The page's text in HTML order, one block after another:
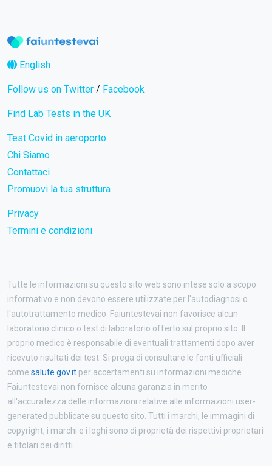
English
Follow us on Twitter / Facebook
Find Lab Tests in the UK
Test Covid in aeroporto
Chi Siamo
Contattaci
Promuovi la tua struttura
Privacy
Termini e condizioni
Tutte le informazioni su questo sito web sono intese solo a scopo
informativo e non devono essere utilizzate per l'autodiagnosi o
l'autotrattamento medico. Faiuntestevai non favorisce alcun
laboratorio clinico o test di laboratorio offerto sul proprio sito. Il
proprio medico è responsabile di eventuali trattamenti dopo aver
ricevuto risultati dei test. Si prega di consultare le fonti ufficiali
come salute.gov.it per accertamenti su informazioni mediche.
Faiuntestevai non fornisce alcuna garanzia in merito
all'accuratezza delle informazioni relative alle informazioni user-
generated pubblicate su questo sito. Tutti i marchi, le immagini di
copyright, i marchi e i loghi sono di proprietà dei rispettivi proprietari
e titolari dei diritti.